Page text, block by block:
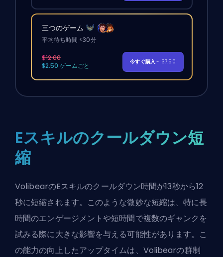
三つのゲーム
平均待ち時間 <30分
$12.00
$2.50 ゲームごと
今すぐ購入- $7.50
Eスキルのクールダウン短
縮
VolibearのEスキルのクールダウン時間が13秒から12
秒に短縮されます。このような微妙な短縮は、特に長
時間のエンゲージメントや短時間で複数のギャンクを
試みる際に大きな影響を与える可能性があります。こ
の能力の向上したアップタイムは、Volibearの群制